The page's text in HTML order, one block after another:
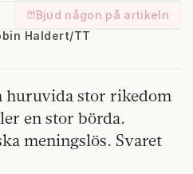
Bjud någon på artikeln
Haldert/TT
huruvida stor rikedom
en stor börda.
meningslös. Svaret